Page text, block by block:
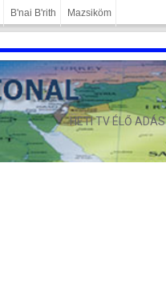
B'nai B'rith Mazsiköm
HETI TV ÉLŐ ADÁS